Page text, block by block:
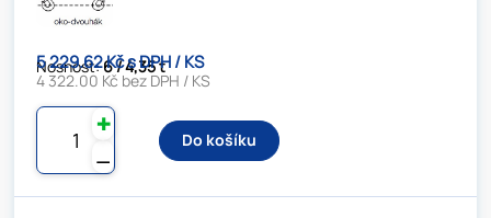
Nosnost:6 / 4,35 t
5 229.62 Kč s DPH / KS
4 322.00 Kč bez DPH / KS
⚊
✚
Do košíku